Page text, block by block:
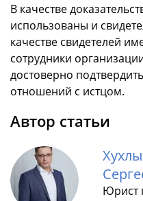
В качестве
использованы и
качестве свидетелей
сотрудники
достоверно
отношений с истцом.
Автор статьи
Юрист